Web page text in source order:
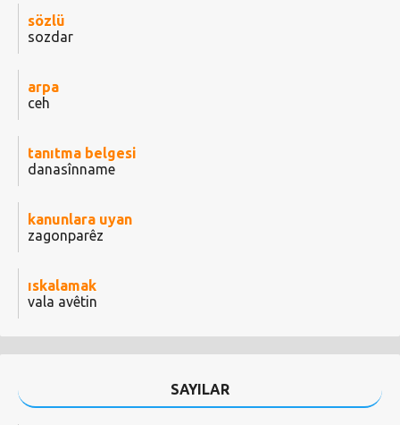
sözlü
sozdar
arpa
ceh
tanıtma belgesi
danasînname
kanunlara uyan
zagonparêz
ıskalamak
vala avêtin
SAYILAR